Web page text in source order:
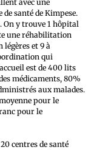
avec une
santé de Kimpese.
On y trouve 1 hôpital
une réhabilitation
légères et 9 à
qui
est de 400 lits
médicaments, 80%
aux malades.
pour le
pour le
centres de santé